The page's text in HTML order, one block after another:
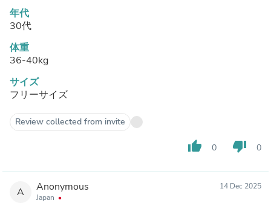
年代
30代
体重
36-40kg
サイズ
フリーサイズ
Review collected from invite
thumb_up 0 thumb_down 0
A Anonymous
Japan
14 Dec 2025